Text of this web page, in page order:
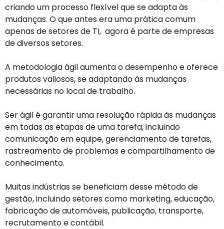
criando um processo flexível que se adapta às
mudanças. O que antes era uma prática comum
apenas de setores de TI, agora é parte de empresas
de diversos setores.
A metodologia ágil aumenta o desempenho e oferece
produtos valiosos, se adaptando às mudanças
necessárias no local de trabalho.
Ser ágil é garantir uma resolução rápida às mudanças
em todas as etapas de uma tarefa, incluindo
comunicação em equipe, gerenciamento de tarefas,
rastreamento de problemas e compartilhamento de
conhecimento.
Muitas indústrias se beneficiam desse método de
gestão, incluindo setores como marketing, educação,
fabricação de automóveis, publicação, transporte,
recrutamento e contábil.